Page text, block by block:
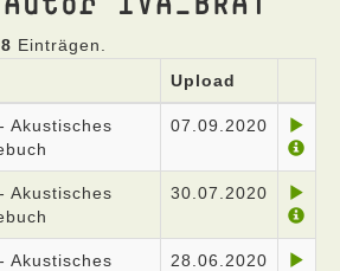
Einträgen.
Upload
Akustisches
07.09.2020
Akustisches
30.07.2020
Akustisches
28.06.2020